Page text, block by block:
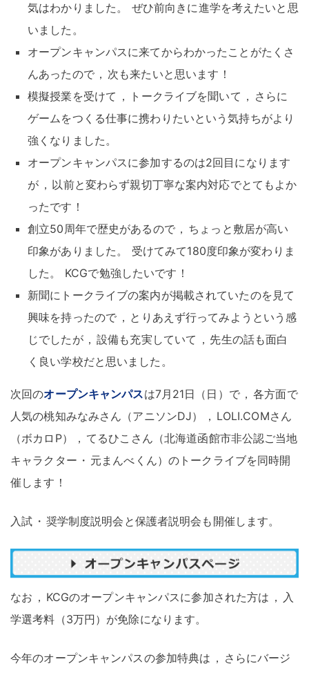
気はわかりました。
ぜひ前向きに進学を考えたいと思
いました 。
オープンキャンパスに来てからわかったことがたくさ
んあったので ， 次も来たいと思います ！
模擬授業を受けて ， トークライブを聞いて ， さらに
ゲームをつくる仕事に携わりたいという気持ちがより
強くなりました。
オープンキャンパスに参加するのは2回目になります
が ， 以前と変わらず親切丁寧な案内対応でとてもよか
ったです ！
創立50周年で歴史があるので ， ちょっと敷居が高い
印象がありました。
受けてみて180度印象が変わりま
した。 KCGで勉強したいです ！
新聞にトークライブの案内が掲載されていたのを見て
興味を持ったので ， とりあえず行ってみようという感
じでしたが ， 設備も充実していて ， 先生の話も面白
く良い学校だと思いました 。
次回のオープンキャンパスは7月21日（日）で ， 各方面で
人気の桃知みなみさん（アニソンDJ）
， LOLI.COMさん
（ボカロP）
， てるひこさん（北海道函館市非公認ご当地
キャラクター ・ 元まんべくん）のトークライブを同時開
催します ！
入試 ・ 奨学制度説明会と保護者説明会も開催します。
なお ， KCGのオープンキャンパスに参加された方は ， 入
学選考料（3万円）が免除になります。
今年のオープンキャンパスの参加特典は ， さらにバージ